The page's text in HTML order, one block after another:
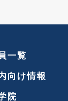
一覧
向け情報
院